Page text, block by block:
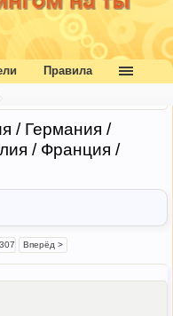
/ Германия /
/ Франция /
307 Вперёд >
Правила